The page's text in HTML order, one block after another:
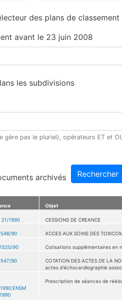
des plans de
avant le 23 juin 2008
les subdivisions
gère pas le pluriel), opérateurs ET et
archivés Rechercher
Objet
21/1990 CESSIONS DE CREANCE
90 ACCES AUX SOINS DES
90 Cotisations supplémentaires en
90
COTATION DES ACTES DE LA
actes d'échocardiographie
Prescription de séances de